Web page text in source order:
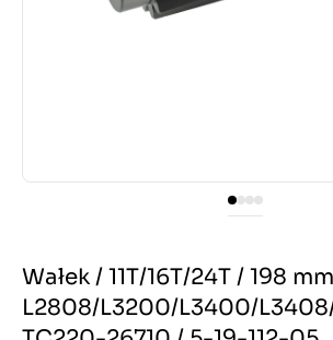
Wałek / 11T/16T/24T / 198
L2808/L3200/L3400/